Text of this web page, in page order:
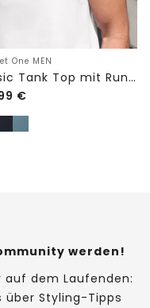
One MEN
Basic Tank Top mit Rundhals
€
werden!
dem Laufenden:
über Styling-Tipps